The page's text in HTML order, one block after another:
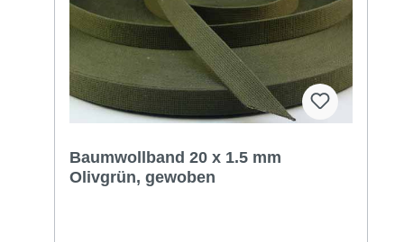
Baumwollband 20 x 1.5 mm
Olivgrün, gewoben